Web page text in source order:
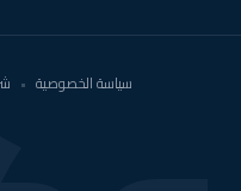
سياسة الخصوصية •